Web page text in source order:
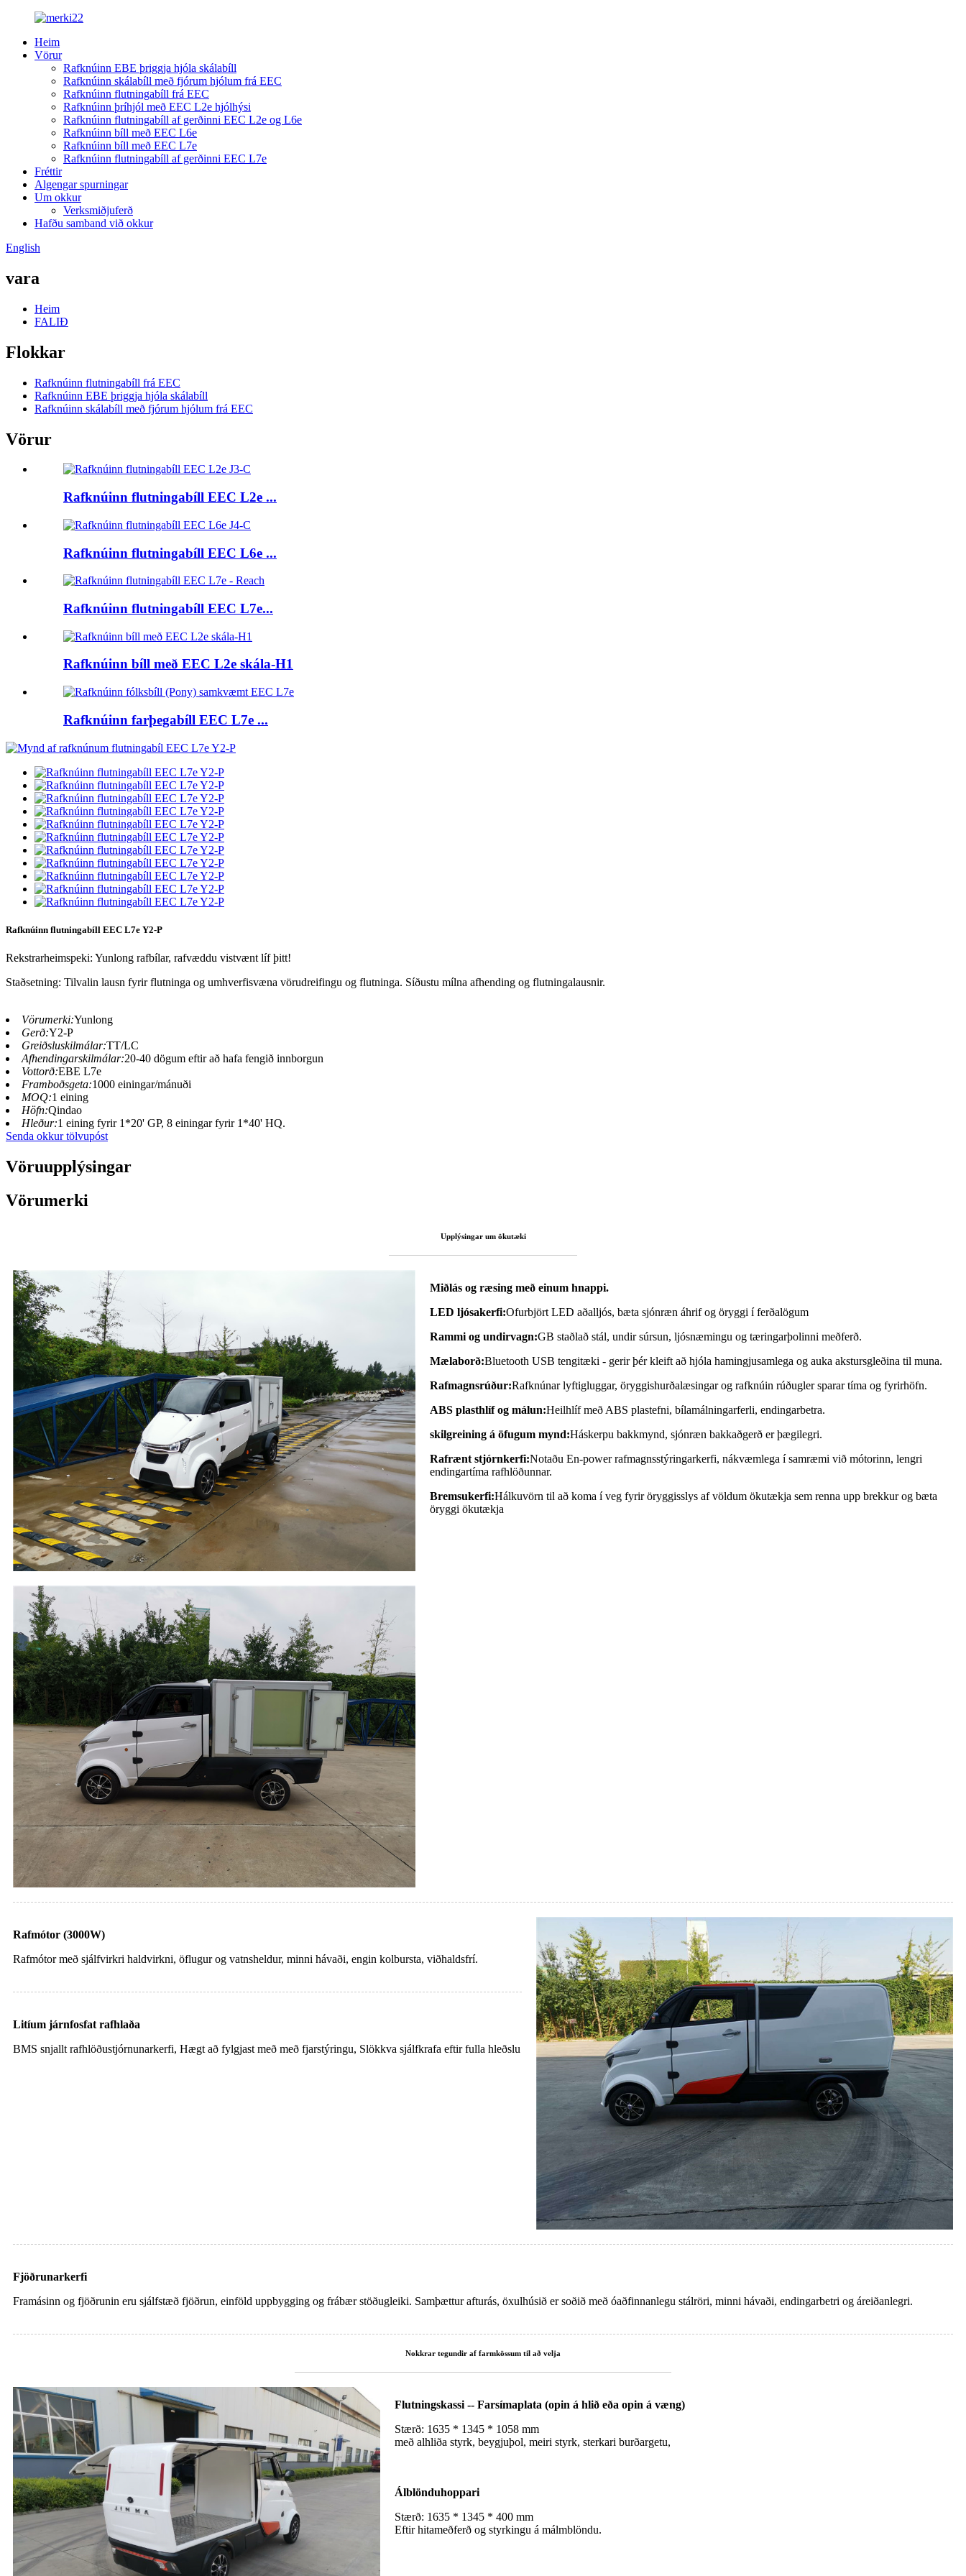
Heim
Vörur
Rafknúinn EBE þriggja hjóla skálabíll
Rafknúinn skálabíll með fjórum hjólum frá EEC
Rafknúinn flutningabíll frá EEC
Rafknúinn þríhjól með EEC L2e hjólhýsi
Rafknúinn flutningabíll af gerðinni EEC L2e og L6e
Rafknúinn bíll með EEC L6e
Rafknúinn bíll með EEC L7e
Rafknúinn flutningabíll af gerðinni EEC L7e
Fréttir
Algengar spurningar
Um okkur
Verksmiðjuferð
Hafðu samband við okkur
English
vara
Heim
FALIÐ
Flokkar
Rafknúinn flutningabíll frá EEC
Rafknúinn EBE þriggja hjóla skálabíll
Rafknúinn skálabíll með fjórum hjólum frá EEC
Vörur
Rafknúinn flutningabíll EEC L2e ...
Rafknúinn flutningabíll EEC L6e ...
Rafknúinn flutningabíll EEC L7e...
Rafknúinn bíll með EEC L2e skála-H1
Rafknúinn farþegabíll EEC L7e ...
Rafknúinn flutningabíll EEC L7e Y2-P
Rekstrarheimspeki: Yunlong rafbílar, rafvæddu vistvænt líf þitt!
Staðsetning: Tilvalin lausn fyrir flutninga og umhverfisvæna vörudreifingu og flutninga. Síðustu mílna afhending og flutningalausnir.
Vörumerki:Yunlong
Gerð:Y2-P
Greiðsluskilmálar:TT/LC
Afhendingarskilmálar:20-40 dögum eftir að hafa fengið innborgun
Vottorð:EBE L7e
Framboðsgeta:1000 einingar/mánuði
MOQ:1 eining
Höfn:Qindao
Hleður:1 eining fyrir 1*20' GP, 8 einingar fyrir 1*40' HQ.
Senda okkur tölvupóst
Vöruupplýsingar
Vörumerki
Upplýsingar um ökutæki
Miðlás og ræsing með einum hnappi.
LED ljósakerfi:Ofurbjört LED aðalljós, bæta sjónræn áhrif og öryggi í ferðalögum
Rammi og undirvagn:GB staðlað stál, undir súrsun, ljósnæmingu og tæringarþolinni meðferð.
Mælaborð:Bluetooth USB tengitæki - gerir þér kleift að hjóla hamingjusamlega og auka akstursgleðina til muna.
Rafmagnsrúður:Rafknúnar lyftigluggar, öryggishurðalæsingar og rafknúin rúðugler sparar tíma og fyrirhöfn.
ABS plasthlíf og málun:Heilhlíf með ABS plastefni, bílamálningarferli, endingarbetra.
skilgreining á öfugum mynd:Háskerpu bakkmynd, sjónræn bakkaðgerð er þægilegri.
Rafrænt stjórnkerfi:Notaðu En-power rafmagnsstýringarkerfi, nákvæmlega í samræmi við mótorinn, lengri
endingartíma rafhlöðunnar.
Bremsukerfi:Hálkuvörn til að koma í veg fyrir öryggisslys af völdum ökutækja sem renna upp brekkur og bæta
öryggi ökutækja
Rafmótor (3000W)
Rafmótor með sjálfvirkri haldvirkni, öflugur og vatnsheldur, minni hávaði, engin kolbursta, viðhaldsfrí.
Litíum járnfosfat rafhlaða
BMS snjallt rafhlöðustjórnunarkerfi, Hægt að fylgjast með með fjarstýringu, Slökkva sjálfkrafa eftir fulla hleðslu
Fjöðrunarkerfi
Framásinn og fjöðrunin eru sjálfstæð fjöðrun, einföld uppbygging og frábær stöðugleiki. Samþættur afturás, öxulhúsið er soðið með óaðfinnanlegu stálröri, minni hávaði, endingarbetri og áreiðanlegri.
Nokkrar tegundir af farmkössum til að velja
Flutningskassi -- Farsímaplata (opin á hlið eða opin á væng)
Stærð: 1635 * 1345 * 1058 mm
með alhliða styrk, beygjuþol, meiri styrk, sterkari burðargetu,
Álblönduhoppari
Stærð: 1635 * 1345 * 400 mm
Eftir hitameðferð og styrkingu á málmblöndu.